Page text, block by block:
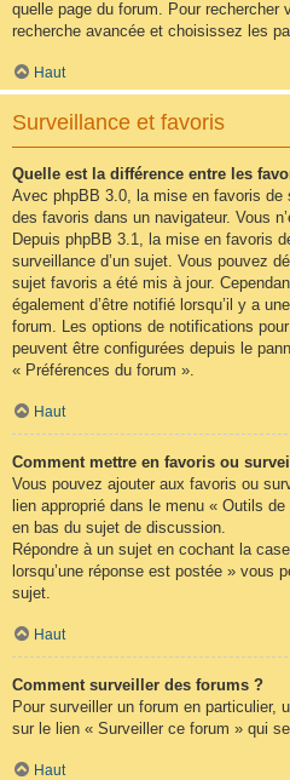
quelle page du forum. Pour
recherche avancée et choisissez les
Haut
Surveillance et favoris
Quelle est la différence entre les
Avec phpBB 3.0, la mise en favoris de
des favoris dans un navigateur. Vous
Depuis phpBB 3.1, la mise en favoris
surveillance d’un sujet. Vous pouvez
sujet favoris a été mis à jour.
également d’être notifié lorsqu’il y a
forum. Les options de notifications
peuvent être configurées depuis le
« Préférences du forum ».
Haut
Comment mettre en favoris ou
Vous pouvez ajouter aux favoris ou
lien approprié dans le menu « Outils
en bas du sujet de discussion.
Répondre à un sujet en cochant la
lorsqu’une réponse est postée » vous
sujet.
Haut
Comment surveiller des forums ?
Pour surveiller un forum en particulier,
sur le lien « Surveiller ce forum » qui
Haut